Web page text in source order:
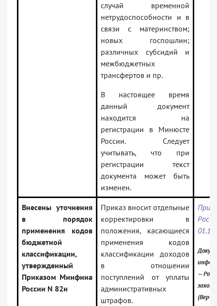
случай временной
нетрудоспособности и в
связи с материнством;
новых госпошлин;
различных субсидий и
межбюджетных
трансфертов и пр.
В настоящее время
данный документ
находится на
регистрации в Минюсте
России. Следует
учитывать, что при
регистрации текст
документа может быть
изменен.
Внесены уточнения
в порядок
применения кодов
бюджетной
классификации,
утвержденный
Приказом Минфина
России N 82н
Приказ вносит отдельные
корректировки в
положения, касающиеся
применения кодов
классификации доходов
в отношении
поступлений от уплаты
административных
штрафов.
—